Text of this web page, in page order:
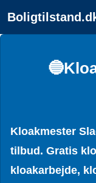
Kloakmester
tilbud. Gratis
kloakarbejde,